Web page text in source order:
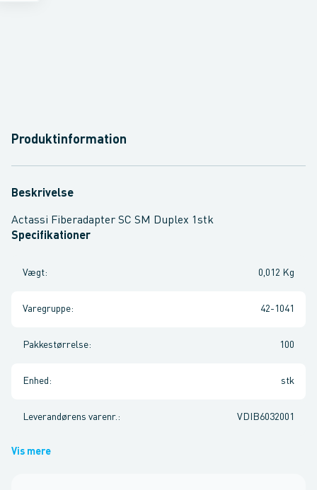
Produktinformation
Beskrivelse
Actassi Fiberadapter SC SM Duplex 1stk
Specifikationer
Vægt: 0,012 Kg
Varegruppe: 42-1041
Pakkestørrelse: 100
Enhed : stk
Leverandørens varenr. : VDIB6032001
Vis mere